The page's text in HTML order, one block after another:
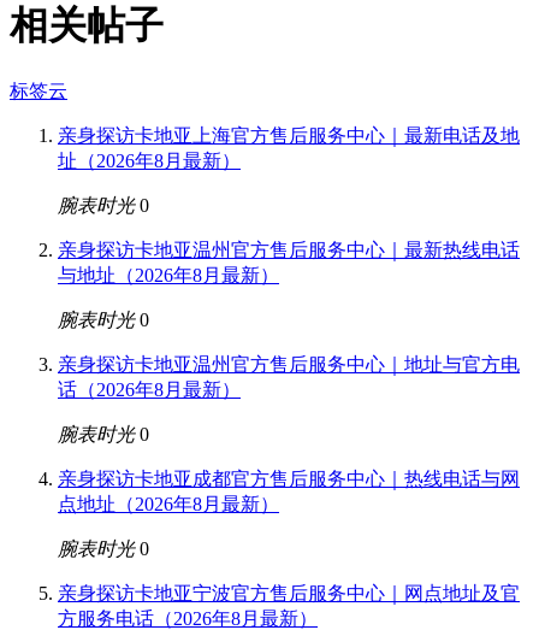
相关帖子
标签云
亲身探访卡地亚上海官方售后服务中心｜最新电话及地
址（2026年8月最新）
腕表时光 0
亲身探访卡地亚温州官方售后服务中心｜最新热线电话
与地址（2026年8月最新）
腕表时光 0
亲身探访卡地亚温州官方售后服务中心｜地址与官方电
话（2026年8月最新）
腕表时光 0
亲身探访卡地亚成都官方售后服务中心｜热线电话与网
点地址（2026年8月最新）
腕表时光 0
亲身探访卡地亚宁波官方售后服务中心｜网点地址及官
方服务电话（2026年8月最新）